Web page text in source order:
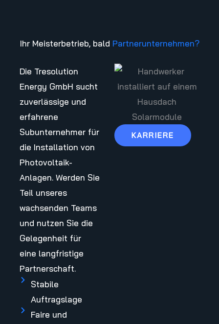
Ihr Meisterbetrieb, bald Partnerunternehmen?
Die Tresolution
Energy GmbH sucht
zuverlässige und
erfahrene
Subunternehmer für
die Installation von
Photovoltaik-
Anlagen. Werden Sie
Teil unseres
wachsenden Teams
und nutzen Sie die
Gelegenheit für
eine langfristige
Partnerschaft.
Stabile
Auftragslage
Faire und
KARRIERE